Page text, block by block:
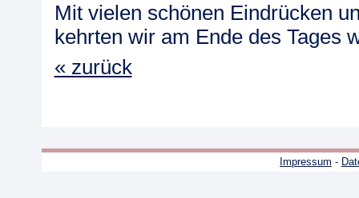
Mit vielen schönen Eindrücken
kehrten wir am Ende des Tages
« zurück
Impressum -